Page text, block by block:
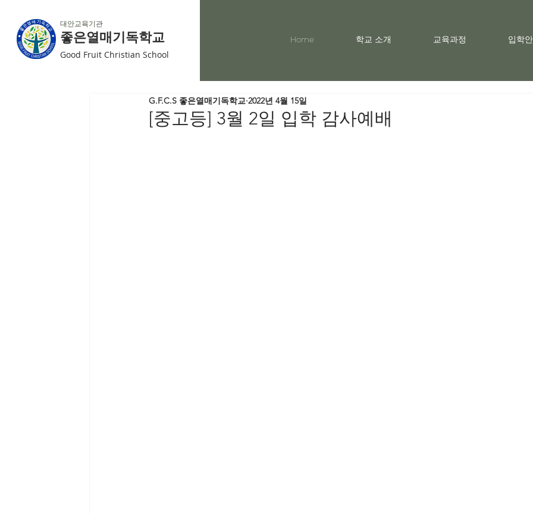
대안교육기관
좋은열매기독학교
Good Fruit Christian School
Home 학교 소개 교육과정 입학
[중고등] 3월 2일 입학 감사예배
G.F.C.S 좋은열매기독학교 2022년 4월 15일